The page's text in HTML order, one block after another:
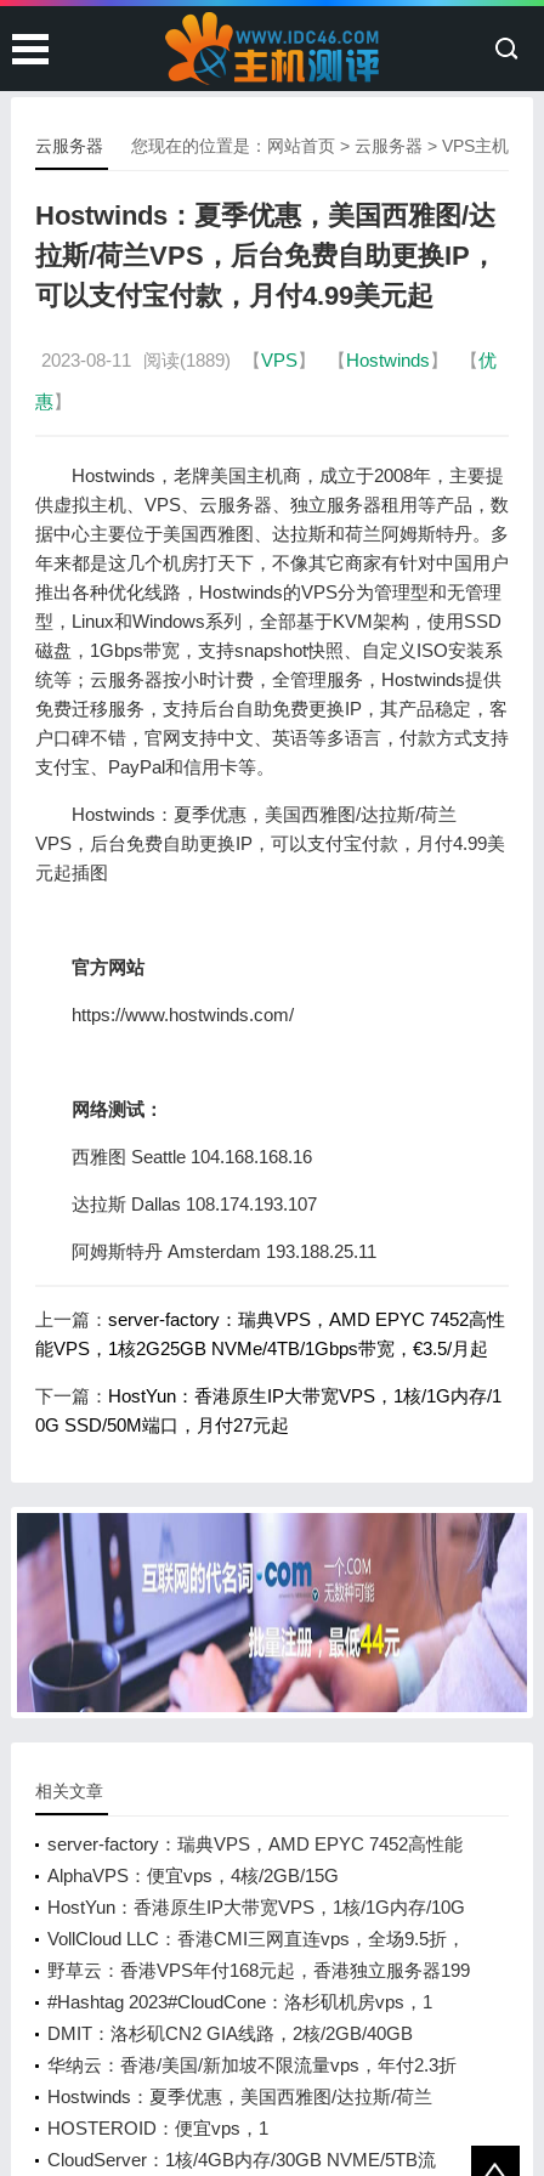
您现在的位置是： 网站首页 >云服务器 >VPS主机
云服务器
Hostwinds：夏季优惠，美国西雅图/达
拉斯/荷兰VPS，后台免费自助更换IP，
可以支付宝付款，月付4.99美元起
2023-08-11 阅读(1889) 【VPS】 【Hostwinds】 【优
惠】
Hostwinds，老牌美国主机商，成立于2008年，主要提
供虚拟主机、VPS、云服务器、独立服务器租用等产品，数
据中心主要位于美国西雅图、达拉斯和荷兰阿姆斯特丹。多
年来都是这几个机房打天下，不像其它商家有针对中国用户
推出各种优化线路，Hostwinds的VPS分为管理型和无管理
型，Linux和Windows系列，全部基于KVM架构，使用SSD
磁盘，1Gbps带宽，支持snapshot快照、自定义ISO安装系
统等；云服务器按小时计费，全管理服务，Hostwinds提供
免费迁移服务，支持后台自助免费更换IP，其产品稳定，客
户口碑不错，官网支持中文、英语等多语言，付款方式支持
支付宝、PayPal和信用卡等。
Hostwinds：夏季优惠，美国西雅图/达拉斯/荷兰
VPS，后台免费自助更换IP，可以支付宝付款，月付4.99美
元起插图
官方网站
https://www.hostwinds.com/
网络测试：
西雅图 Seattle 104.168.168.16
达拉斯 Dallas 108.174.193.107
阿姆斯特丹 Amsterdam 193.188.25.11
上一篇： server-factory：瑞典VPS，AMD EPYC 7452高性
能VPS，1核2G25GB NVMe/4TB/1Gbps带宽，€3.5/月起
下一篇： HostYun：香港原生IP大带宽VPS，1核/1G内存/1
0G SSD/50M端口，月付27元起
相关文章
server-factory：瑞典VPS，AMD EPYC 7452高性能
VPS，1核2G25GB NVMe/4TB/1Gbps带宽，€3.5/月
起
AlphaVPS：便宜vps，4核/2GB/15G
SSD/1TB/1Gbps带宽，€3.5/月起，可选洛杉矶/纽约
等5个机房，保加利亚独服 €39/月起
HostYun：香港原生IP大带宽VPS，1核/1G内存/10G
SSD/50M端口，月付27元起
VollCloud LLC：香港CMI三网直连vps，全场9.5折，
月付$7.6起，年付$56起，5Gbps带宽冗余，原生IP解
锁流媒体，续费享免费升级服务
野草云：香港VPS年付168元起，香港独立服务器199
元/月起，可选BGP或CN2线路
#Hashtag 2023#CloudCone：洛杉矶机房vps，1
核/512MB/20GB/2TB/1Gbps，$10.99/年起
DMIT：洛杉矶CN2 GIA线路，2核/2GB/40GB
SSD/3000GB流量/5Gbps大带宽，$59/季
华纳云：香港/美国/新加坡不限流量vps，年付2.3折
起，最低28/月，CN2三网直连线路，新老同享
Hostwinds：夏季优惠，美国西雅图/达拉斯/荷兰
VPS，后台免费自助更换IP，可以支付宝付款，月付
4.99美元起
HOSTEROID：便宜vps，1
核/512MB/10GB/324GB/1Gbps，€2.1/月起，可选维
CloudServer：1核/4GB内存/30GB NVME/5TB流